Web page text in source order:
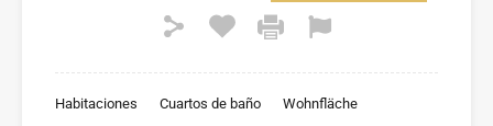
Habitaciones Cuartos de baño Wohnfläche